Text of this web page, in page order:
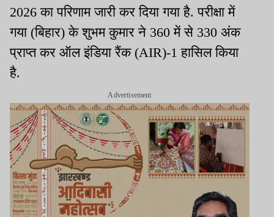
2026 का परिणाम जारी कर दिया गया है. परीक्षा में
गया (बिहार) के शुभम कुमार ने 360 में से 330 अंक
प्राप्त कर ऑल इंडिया रैंक (AIR)-1 हासिल किया
है.
Advertisement